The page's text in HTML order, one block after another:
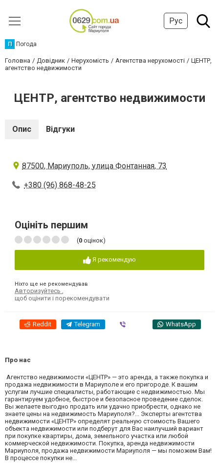
Рус
П Погода
Головна Довідник Нерухомість Агентства нерухомості
ЦЕНТР,
агентство недвижимости
ЦЕНТР, агентство недвижимости
Опис Відгуки
87500, Мариуполь, улица Фонтанная, 73
+380 (96) 868-48-25
Оцініть першим
(0 оцінок)
Я рекомендую
Ніхто ще не рекомендував
Авторизуйтесь
щоб оцінити і порекомендувати
Reddit Telegram WhatsApp
Про нас
Агентство недвижимости «ЦЕНТР» — это аренда, а также покупка и
продажа недвижимости в Мариуполе и его пригороде. К вашим
услугам лучшие специалисты, работающие с недвижимостью. Мы
гарантируем удобное, быстрое и безопасное проведение сделок.
Вы желаете выгодно продать или удачно приобрести, однако не
знаете цены на недвижимость Мариуполя?... Эксперты агентства
недвижимости «ЦЕНТР» определят реальную стоимость Вашего
объекта недвижимости или подберут для Вас наилучший вариант
при покупке квартиры, дома, земельного участка или любой
коммерческой недвижимости. Покупка, аренда недвижимости
Мариуполя, продажа недвижимости Мариуполя — мы поможем Вам!
В процессе покупки не...